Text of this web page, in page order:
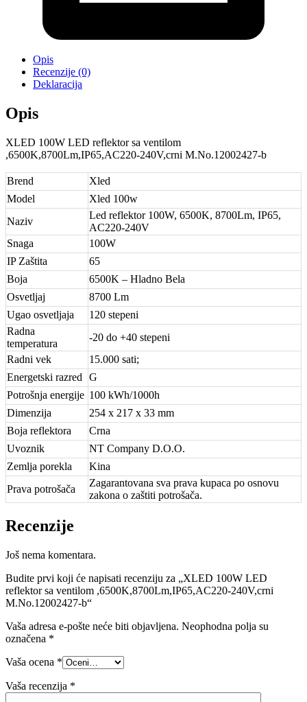
Opis
Recenzije (0)
Deklaracija
Opis
XLED 100W LED reflektor sa ventilom
,6500K,8700Lm,IP65,AC220-240V,crni M.No.12002427-b
Brend
Xled
Model
Xled 100w
Naziv
Led reflektor 100W, 6500K, 8700Lm, IP65,
AC220-240V
Snaga
100W
IP Zaštita
65
Boja
6500K – Hladno Bela
Osvetljaj
8700 Lm
Ugao osvetljaja
120 stepeni
Radna
temperatura
-20 do +40 stepeni
Radni vek
15.000 sati;
Energetski razred
G
Potrošnja energije 100 kWh/1000h
Dimenzija
254 x 217 x 33 mm
Boja reflektora
Crna
Uvoznik
NT Company D.O.O.
Zemlja porekla
Kina
Prava potrošača
Zagarantovana sva prava kupaca po osnovu
zakona o zaštiti potrošača.
Recenzije
Još nema komentara.
Budite prvi koji će napisati recenziju za „XLED 100W LED
reflektor sa ventilom ,6500K,8700Lm,IP65,AC220-240V,crni
M.No.12002427-b“
Vaša adresa e-pošte neće biti objavljena. Neophodna polja su
označena *
Vaša ocena *
Vaša recenzija *